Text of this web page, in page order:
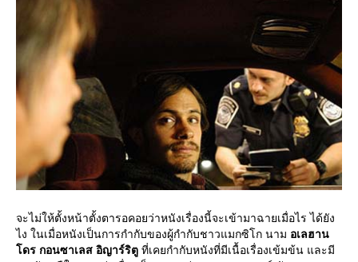
จะไม่ให้ตั้งหน้าตั้งตารอคอยว่าหนังเรื่องนี้จะเข้ามาฉายเมื่อไร ได้ยัง
ไง ในเมื่อหนังเป็นการกำกับของผู้กำกับชาวแมกซิโก นาม อเลฮาน
ดร กอนซาเลส อิญาร์ริตู ที่เคยกำกับหนังที่มีเนื้อเรื่องเข้มข้น และมี